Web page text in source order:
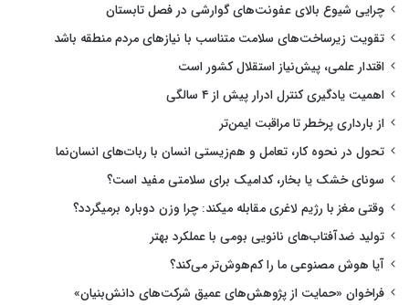
چرایی شیوع بالای عفونت‌های گوارشی در فصل تابستان
تقویت زیرساخت‌های سلامت متناسب با نیازهای مردم منطقه باشد
اقتدار علمی، پیش‌نیاز استقلال کشور است
اهمیت یادگیری کنترل ادرار پیش از ۴ سالگی
از بارداری پرخطر تا مراقبت ایمن‌تر
تحول در نحوه کار، تعامل و هم‌زیستی انسان با ربات‌های انسان‌نما
سونای خشک یا بخار، کدامیک برای سلامتی مفید است؟
وقتی مغز با رژیم لاغری مقابله میکند: چرا وزن دوباره برمیگردد؟
تولید ضدآفتاب‌های نانویی بومی با عملکرد بهتر
آیا هوش مصنوعی ما را کم‌هوش‌تر می‌کند؟
فراخوان «حمایت از پژوهش‌های عمیق شرکت‌های دانش‌بنیان»